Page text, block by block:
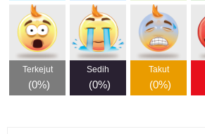
Terkejut
(0%)
Sedih
(0%)
Takut
(0%)